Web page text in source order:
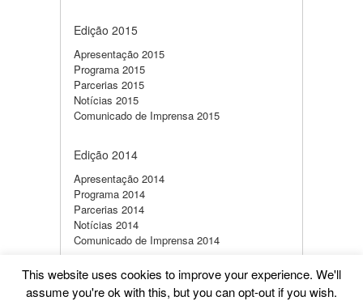
Edição 2015
Apresentação 2015
Programa 2015
Parcerias 2015
Notícias 2015
Comunicado de Imprensa 2015
Edição 2014
Apresentação 2014
Programa 2014
Parcerias 2014
Notícias 2014
Comunicado de Imprensa 2014
This website uses cookies to improve your experience. We'll
assume you're ok with this, but you can opt-out if you wish.